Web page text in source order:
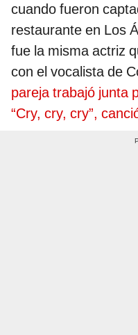
cuando fueron
restaurante en Los
fue la misma actriz
con el vocalista de
pareja trabajó junta
“Cry, cry, cry”,